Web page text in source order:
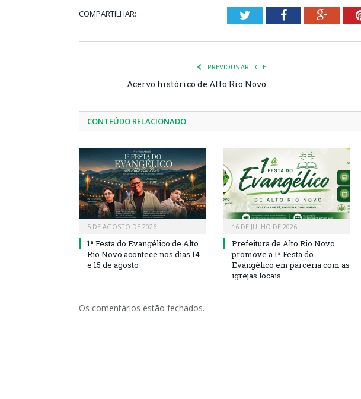
COMPARTILHAR: TwitterFacebook
PREVIOUS ARTICLE
Acervo histórico de Alto Rio Novo
CONTEÚDO RELACIONADO
5 DE AGOSTO DE 2026
1ª Festa do Evangélico de Alto
Rio Novo acontece nos dias 14
e 15 de agosto
16 DE JULHO DE 2026
Prefeitura de Alto Rio Novo
promove a 1ª Festa do
Evangélico em parceria com as
igrejas locais
Os comentários estão fechados.